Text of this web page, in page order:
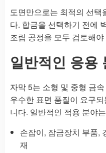
도면만으로는 최적의 선택
다. 합금을 선택하기 전에
조립 공정을 모두 검토해
일반적인 응용
자막 5는 소형 및 중형 금
우수한 표면 품질이 요구
니다. 일반적인 적용 분야
손잡이, 잠금장치 부품,
재